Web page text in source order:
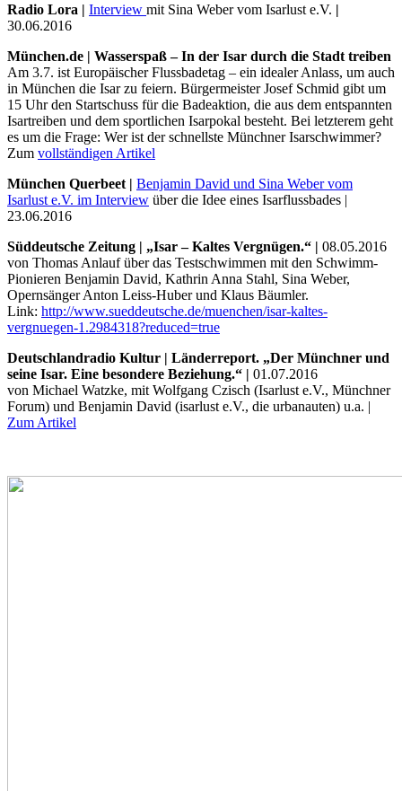
Radio Lora | Interview mit Sina Weber vom Isarlust e.V. |
30.06.2016
München.de | Wasserspaß – In der Isar durch die Stadt treiben
Am 3.7. ist Europäischer Flussbadetag – ein idealer Anlass, um auch
in München die Isar zu feiern. Bürgermeister Josef Schmid gibt um
15 Uhr den Startschuss für die Badeaktion, die aus dem entspannten
Isartreiben und dem sportlichen Isarpokal besteht. Bei letzterem geht
es um die Frage: Wer ist der schnellste Münchner Isarschwimmer?
Zum vollständigen Artikel
München Querbeet | Benjamin David und Sina Weber vom
Isarlust e.V. im Interview über die Idee eines Isarflussbades |
23.06.2016
Süddeutsche Zeitung | „Isar – Kaltes Vergnügen.“ | 08.05.2016
von Thomas Anlauf über das Testschwimmen mit den Schwimm-
Pionieren Benjamin David, Kathrin Anna Stahl, Sina Weber,
Opernsänger Anton Leiss-Huber und Klaus Bäumler.
Link: http://www.sueddeutsche.de/muenchen/isar-kaltes-
vergnuegen-1.2984318?reduced=true
Deutschlandradio Kultur | Länderreport. „Der Münchner und
seine Isar. Eine besondere Beziehung.“ | 01.07.2016
von Michael Watzke, mit Wolfgang Czisch (Isarlust e.V., Münchner
Forum) und Benjamin David (isarlust e.V., die urbanauten) u.a. |
Zum Artikel